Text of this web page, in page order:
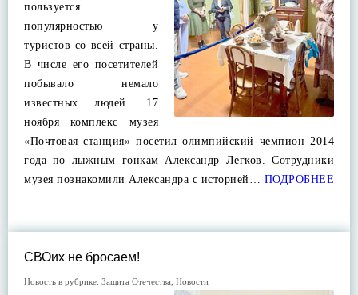
пользуется
популярностью у
туристов со всей страны.
В числе его посетителей
побывало немало
известных людей. 17
ноября комплекс музея
«Почтовая станция» посетил олимпийский чемпион 2014
года по лыжным гонкам Александр Легков. Сотрудники
музея познакомили Александра с историей… ПОДРОБНЕЕ
СВОих не бросаем!
Новость в рубрике: Защита Отечества Новости